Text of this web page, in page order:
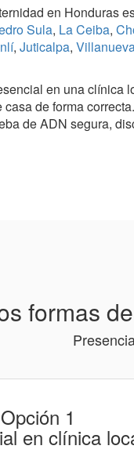
en Honduras
Sula, La Ceiba,
, Juticalpa,
en una clínica
de forma
de ADN segura,
formas
Opción 1
en clínica